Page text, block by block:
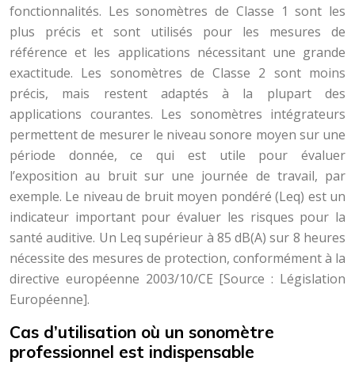
fonctionnalités. Les sonomètres de Classe 1 sont les
plus précis et sont utilisés pour les mesures de
référence et les applications nécessitant une grande
exactitude. Les sonomètres de Classe 2 sont moins
précis, mais restent adaptés à la plupart des
applications courantes. Les sonomètres intégrateurs
permettent de mesurer le niveau sonore moyen sur une
période donnée, ce qui est utile pour évaluer
l’exposition au bruit sur une journée de travail, par
exemple. Le niveau de bruit moyen pondéré (Leq) est un
indicateur important pour évaluer les risques pour la
santé auditive. Un Leq supérieur à 85 dB(A) sur 8 heures
nécessite des mesures de protection, conformément à la
directive européenne 2003/10/CE [Source : Législation
Européenne].
Cas d’utilisation où un sonomètre
professionnel est indispensable